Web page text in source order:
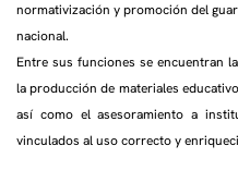
normativización y promoción del
nacional.
Entre sus funciones se encuentran
la producción de materiales
así como el asesoramiento a
vinculados al uso correcto y